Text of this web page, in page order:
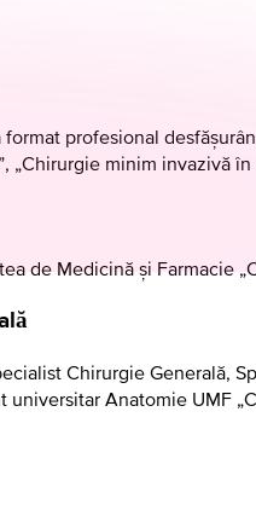
format profesional
„Chirurgie minim invazivă
de Medicină și Farmacie
Chirurgie Generală,
Anatomie UMF